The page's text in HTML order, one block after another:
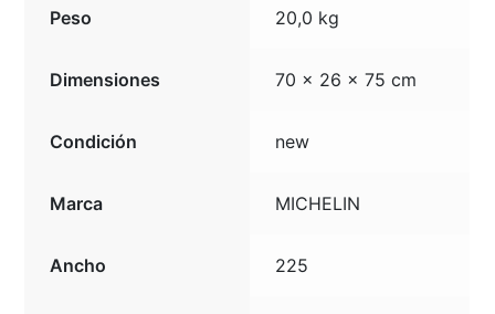
Peso 20,0 kg
Dimensiones 70 × 26 × 75 cm
Condición new
Marca MICHELIN
Ancho 225